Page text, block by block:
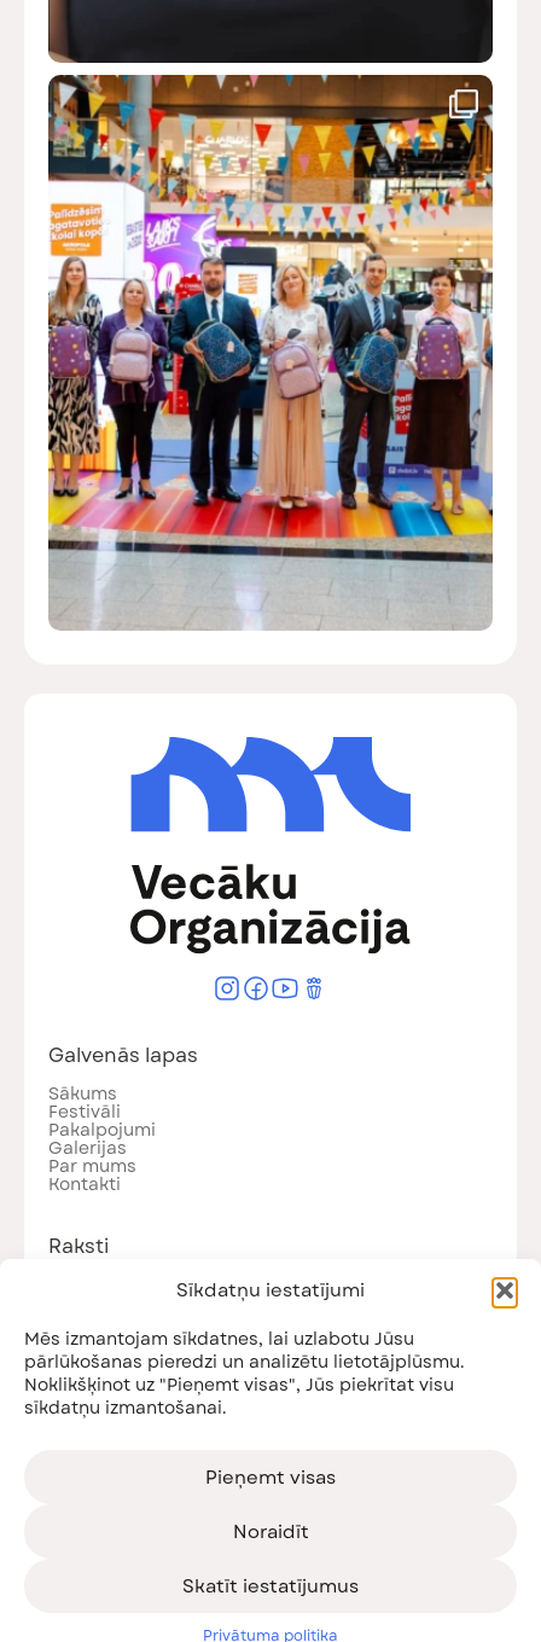
Sīkdatņu iestatījumi
Mēs izmantojam sīkdatnes, lai uzlabotu Jūsu
pārlūkošanas pieredzi un analizētu lietotājplūsmu.
Noklikšķinot uz "Pieņemt visas", Jūs piekrītat visu
sīkdatņu izmantošanai.
Pieņemt visas
Noraidīt
Skatīt iestatījumus
Privātuma politika
Galvenās lapas
Sākums
Festivāli
Pakalpojumi
Galerijas
Par mums
Kontakti
Raksti
Nodarbības
Piesakies jaunumiem!
un citiem jaunumiem!
privātuma politiku